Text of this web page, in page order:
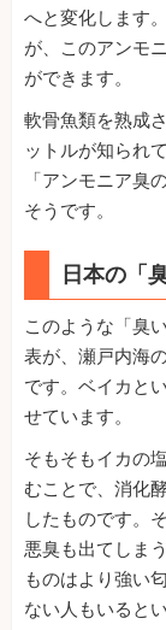
へと変化します
が、このアンモ
ができます。
軟骨魚類を熟成
ットルが知られ
「アンモニア臭
そうです。
日本の「
このような「臭
表が、瀬戸内海
です。ベイカと
せています。
そもそもイカの
むことで、消化
したものです。
悪臭も出てしま
ものはより強い
ない人もいると